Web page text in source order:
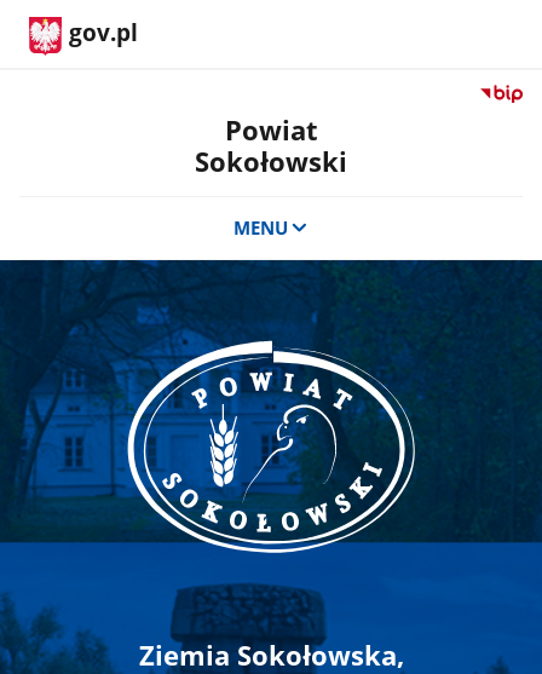
gov.pl
Przejdź
Powiat
Sokołowski
MENU
Ziemia Sokołowska,